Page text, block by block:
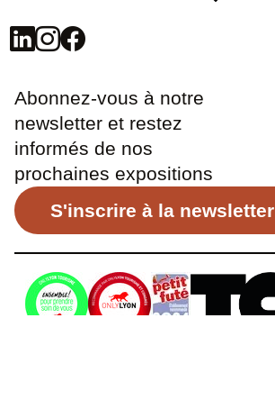
Abonnez-vous à notre
newsletter et restez
informés de nos
prochaines expositions
S'inscrire à la newsletter